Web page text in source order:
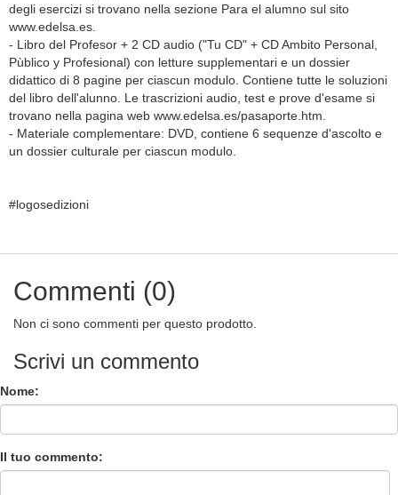
degli esercizi si trovano nella sezione Para el alumno sul sito
www.edelsa.es.
- Libro del Profesor + 2 CD audio ("Tu CD" + CD Ambito Personal,
Pùblico y Profesional) con letture supplementari e un dossier
didattico di 8 pagine per ciascun modulo. Contiene tutte le soluzioni
del libro dell'alunno. Le trascrizioni audio, test e prove d'esame si
trovano nella pagina web www.edelsa.es/pasaporte.htm.
- Materiale complementare: DVD, contiene 6 sequenze d'ascolto e
un dossier culturale per ciascun modulo.
#logosedizioni
Commenti (0)
Non ci sono commenti per questo prodotto.
Scrivi un commento
Nome:
Il tuo commento: